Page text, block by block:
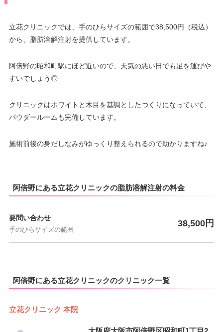
立花クリニックでは、手のひらサイズの範囲で38,500円（税込）
から、脂肪溶解注射を提供しています。
阿倍野の昭和町駅にほど近いので、天気の悪い日でも足を運びや
すいでしょう◎
クリニックはホワイトと木目を基調としたつくりになっていて、
パウダールームも完備しています。
施術前後の身だしなみがゆっくり整えられるので助かりますね♪
阿倍野にある立花クリニックの脂肪溶解注射の料金
要問い合わせ
手のひらサイズの範囲
38,500円
阿倍野にある立花クリニックのクリニック一覧
立花クリニック 本院